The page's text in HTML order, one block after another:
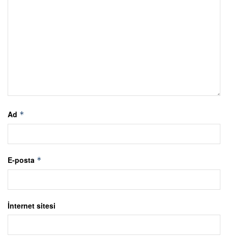
Ad *
E-posta *
İnternet sitesi